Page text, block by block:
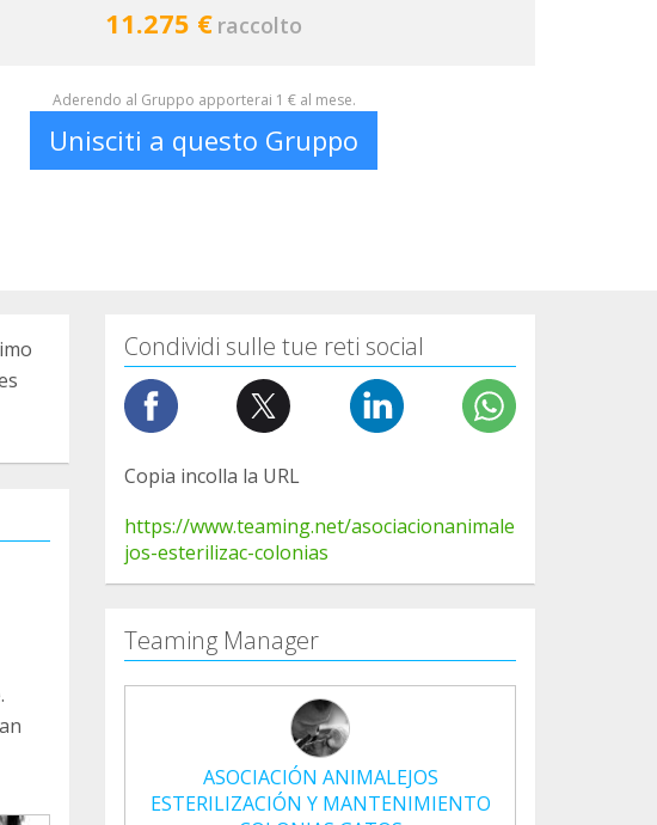
11.275 € raccolto
Aderendo al Gruppo apporterai 1 € al mese.
Unisciti a questo Gruppo
Condividi sulle tue reti social
Copia incolla la URL
https://www.teaming.net/asociacionanimale
jos-esterilizac-colonias
Teaming Manager
ASOCIACIÓN ANIMALEJOS
ESTERILIZACIÓN Y MANTENIMIENTO